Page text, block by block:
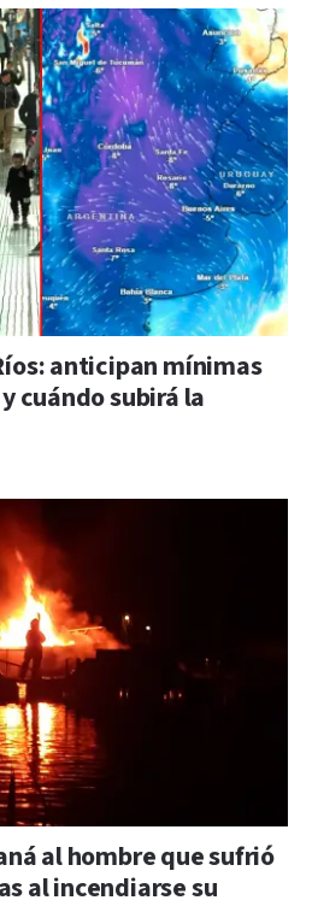
anticipan mínimas
cuándo subirá la
al hombre que sufrió
al incendiarse su